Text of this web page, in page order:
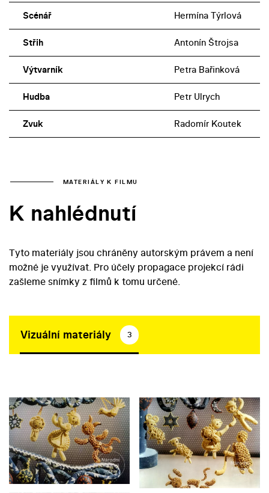
Scénář Hermína Týrlová
Střih Antonín Štrojsa
Výtvarník Petra Bařinková
Hudba Petr Ulrych
Zvuk Radomír Koutek
MATERIÁLY K FILMU
K nahlédnutí
Tyto materiály jsou chráněny autorským právem a není
možné je využívat. Pro účely propagace projekcí rádi
zašleme snímky z filmů k tomu určené.
Vizuální materiály 3